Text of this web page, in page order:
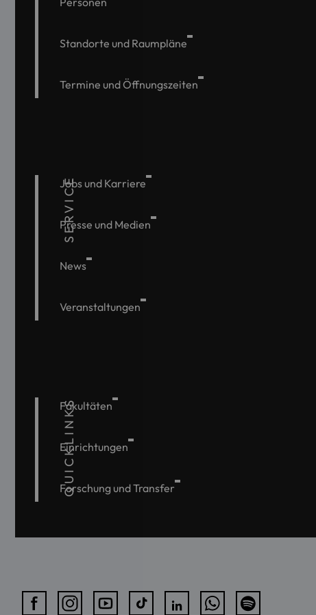
Standorte und Raumpläne
Termine und Öffnungszeiten
SERVICE
Jobs und Karriere
Presse und Medien
News
Veranstaltungen
QUICKLINKS
Fakultäten
Einrichtungen
Forschung und Transfer